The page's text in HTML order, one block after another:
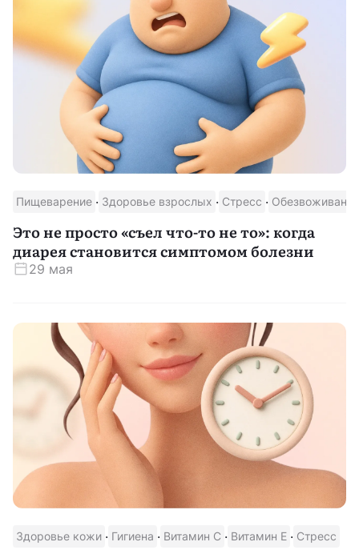
Пищеварение · Здоровье взрослых · Стресс · Обезвоживание
Это не просто «съел что-то не то»: когда
диарея становится симптомом болезни
29 мая
Здоровье кожи · Гигиена · Витамин С · Витамин E · Стресс